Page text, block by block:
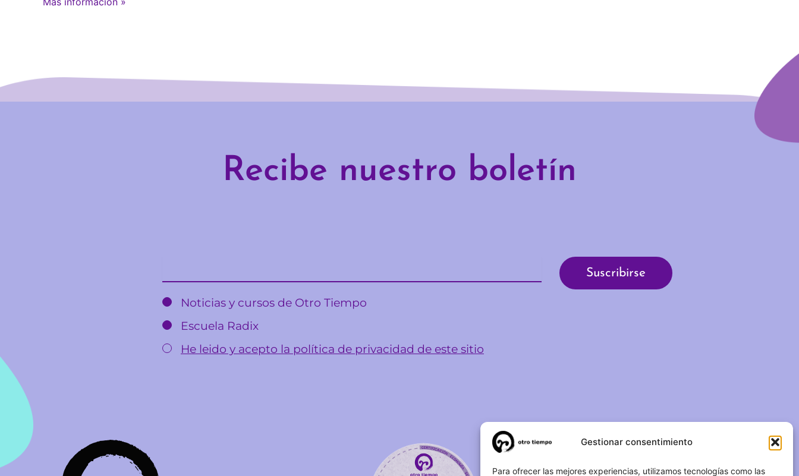
Gestionar consentimiento
Para ofrecer las mejores experiencias, utilizamos tecnologías como las
Recibe nuestro boletín
Noticias y cursos de Otro Tiempo
Escuela Radix
He leido y acepto la política de privacidad de este sitio
2 – 1ºA 28012 – Madrid